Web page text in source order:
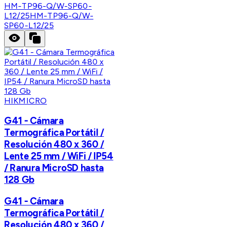
HM-TP96-Q/W-SP60-
L12/25HM-TP96-Q/W-
SP60-L12/25
HIKMICRO
G41 - Cámara
Termográfica Portátil /
Resolución 480 x 360 /
Lente 25 mm / WiFi / IP54
/ Ranura MicroSD hasta
128 Gb
G41 - Cámara
Termográfica Portátil /